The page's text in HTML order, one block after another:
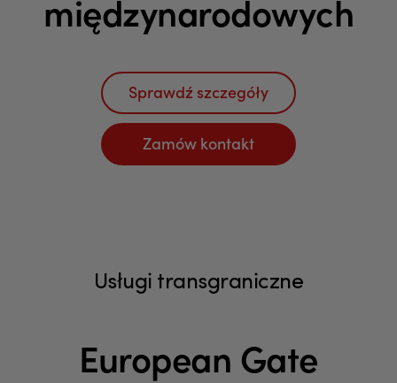
międzynarodowych
Sprawdź szczegóły
Zamów kontakt
Usługi transgraniczne
European Gate